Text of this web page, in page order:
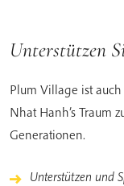
Unterstützen
Plum Village ist
Nhat Hanh’s Traum
Generationen.
Unterstützen und